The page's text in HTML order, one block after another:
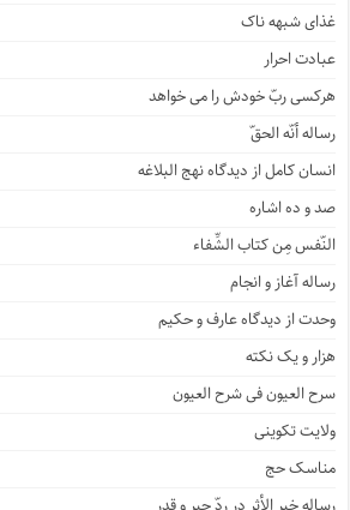
غذای شبهه ناک
عبادت احرار
هرکسی ربّ خودش را می خواهد
رساله أنّه الحقّ
انسان کامل از دیدگاه نهج البلاغه
صد و ده اشاره
النّفس مِن کتاب الشِّفاء
رساله آغاز و انجام
وحدت از دیدگاه عارف و حکیم
هزار و یک نکته
سرح العیون فی شرح العیون
ولایت تکوینی
مناسک حج